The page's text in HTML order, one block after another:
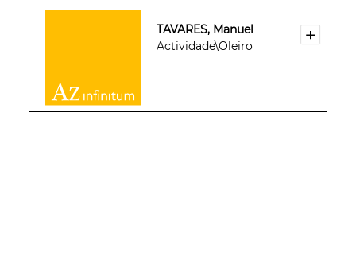
TAVARES, Manuel
Actividade\Oleiro